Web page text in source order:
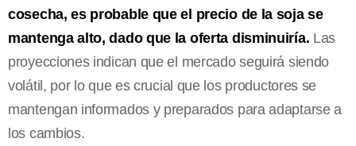
cosecha, es probable que el precio de la soja se
mantenga alto, dado que la oferta disminuiría. Las
proyecciones indican que el mercado seguirá siendo
volátil, por lo que es crucial que los productores se
mantengan informados y preparados para adaptarse a
los cambios.